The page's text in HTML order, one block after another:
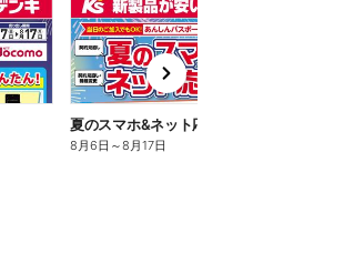
夏のスマホ&ネット応援フェア
8月6日 ～8月17日
n
e
x
t